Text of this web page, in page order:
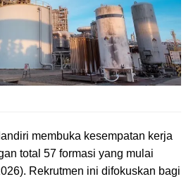
membuka kesempatan kerja
total 57 formasi yang mulai
Rekrutmen ini difokuskan bagi